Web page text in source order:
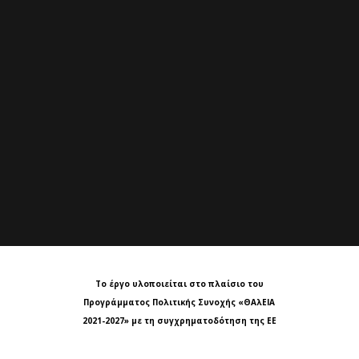
Το έργο υλοποιείται στο πλαίσιο του
Προγράμματος Πολιτικής Συνοχής «ΘΑλΕΙΑ
2021-2027» με τη συγχρηματοδότηση της ΕΕ